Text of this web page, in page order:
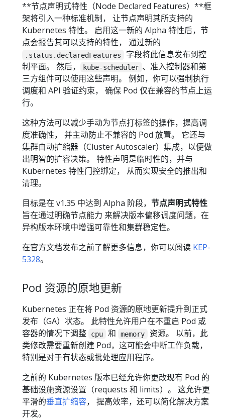
**节点声明式特性（Node Declared Features）**框
架将引入一种标准机制， 让节点声明其所支持的
Kubernetes 特性。 启用这一新的 Alpha 特性后，节
点会报告其可以支持的特性， 通过新的
.status.declaredFeatures
字段将此信息发布到控
制平面。 然后，
kube-scheduler 、准入控制器和第
三方组件可以使用这些声明。 例如，你可以强制执行
调度和 API 验证约束， 确保 Pod 仅在兼容的节点上运
行。
这种方法可以减少手动为节点打标签的操作，提高调
度准确性， 并主动防止不兼容的 Pod 放置。 它还与
集群自动扩缩器（Cluster Autoscaler）集成，以便做
出明智的扩容决策。 特性声明是临时性的，并与
Kubernetes 特性门控绑定， 从而实现安全的推出和
清理。
目标是在 v1.35 中达到 Alpha 阶段， 节点声明式特性
旨在通过明确节点能力 来解决版本偏移调度问题，在
异构版本环境中增强可靠性和集群稳定性。
在官方文档发布之前了解更多信息，你可以阅读 KEP-
5328。
Pod 资源的原地更新
Kubernetes 正在将 Pod 资源的原地更新提升到正式
发布（GA）状态。 此特性允许用户在不重启 Pod 或
容器的情况下调整
cpu 和 memory
资源。 以前，此
类修改需要重新创建 Pod，这可能会中断工作负载，
特别是对于有状态或批处理应用程序。
之前的 Kubernetes 版本已经允许你更改现有 Pod 的
基础设施资源设置（requests 和 limits）。 这允许更
平滑的垂直扩缩容， 提高效率，还可以简化解决方案
开发。